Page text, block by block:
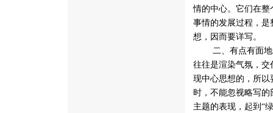
情的中心。它们在
事情的发展过程，
想，因而要详写。
 二、有点有面地
往往是渲染气氛，交
现中心思想的，所
时，不能忽视略写
主题的表现，起到“